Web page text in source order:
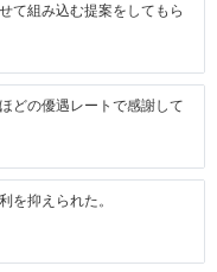
て組み込む提案をしてもら
どの優遇レートで感謝して
を抑えられた。